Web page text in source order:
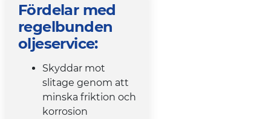
Fördelar med
regelbunden
oljeservice:
Skyddar mot
slitage genom att
minska friktion och
korrosion